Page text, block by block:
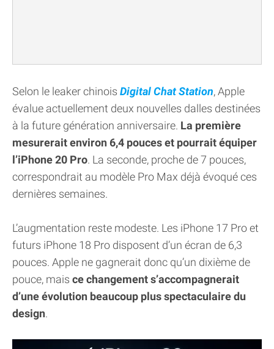
Selon le leaker chinois Digital Chat Station, Apple
évalue actuellement deux nouvelles dalles destinées
à la future génération anniversaire. La première
mesurerait environ 6,4 pouces et pourrait équiper
l’iPhone 20 Pro. La seconde, proche de 7 pouces,
correspondrait au modèle Pro Max déjà évoqué ces
dernières semaines.
L’augmentation reste modeste. Les iPhone 17 Pro et
futurs iPhone 18 Pro disposent d’un écran de 6,3
pouces. Apple ne gagnerait donc qu’un dixième de
pouce, mais ce changement s’accompagnerait
d’une évolution beaucoup plus spectaculaire du
design.